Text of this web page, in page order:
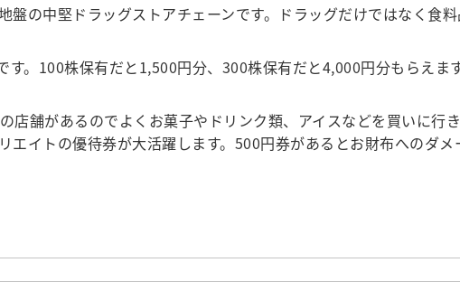
の中堅ドラッグストアチェーンです。ドラッグだけではなく食料
。100株保有だと1,500円分、300株保有だと4,000円分もらえます
舗があるのでよくお菓子やドリンク類、アイスなどを買いに行
エイトの優待券が大活躍します。500円券があるとお財布へのダ